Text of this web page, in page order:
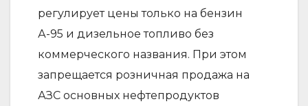
регулирует цены только на бензин
А-95 и дизельное топливо без
коммерческого названия. При этом
запрещается розничная продажа на
АЗС основных нефтепродуктов